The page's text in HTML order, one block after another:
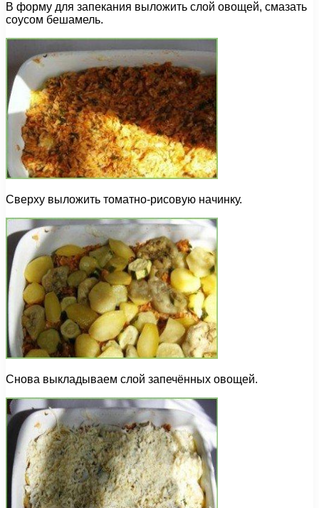
В форму для запекания выложить слой овощей, смазать
соусом бешамель.
Сверху выложить томатно-рисовую начинку.
Снова выкладываем слой запечённых овощей.